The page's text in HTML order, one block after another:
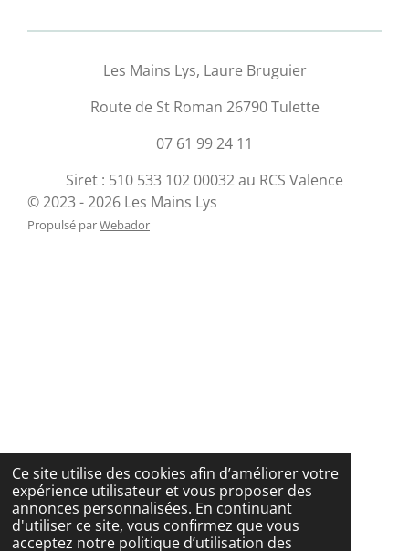
Ce site utilise des cookies afin d’améliorer votre
expérience utilisateur et vous proposer des
annonces personnalisées. En continuant
d'utiliser ce site, vous confirmez que vous
acceptez notre politique d’utilisation des
e
e
e
e
Les Mains Lys, Laure Bruguier
Route de St Roman 26790 Tulette
07 61 99 24 11
Siret : 510 533 102 00032 au RCS Valence
© 2023 - 2026 Les Mains Lys
Propulsé parWebador